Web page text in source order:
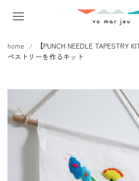
キップ
home
【PUNCH NEEDLE TAPESTRY
ペストリーを作るキット